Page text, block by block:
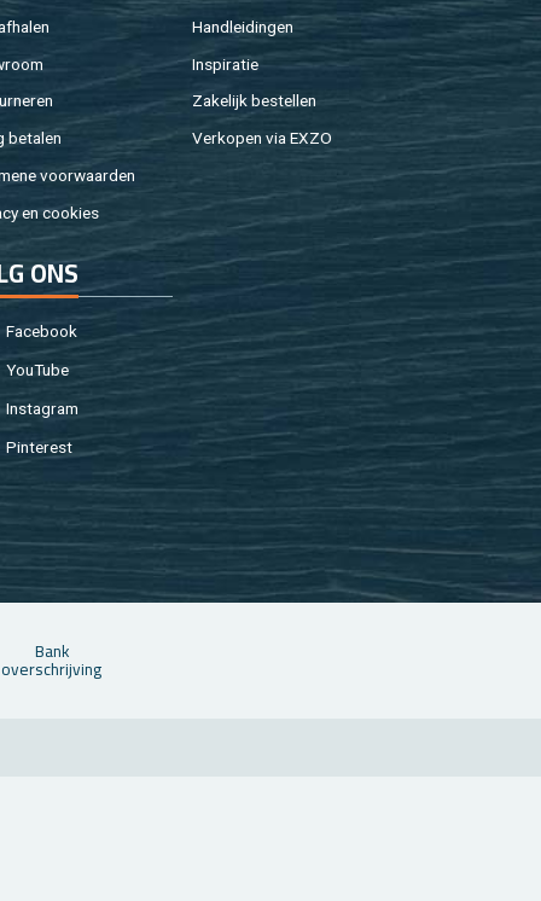
be­ta­len
voor­waar­den
en coo­kies
Hand­lei­din­gen
In­spi­ra­tie
Za­ke­lijk be­stel­len
Ver­ko­pen via EXZO
ONS
Fa­cebook
You­Tu­be
In­st­agram
Pin­te­rest
Bank
over­schrij­ving